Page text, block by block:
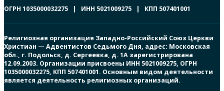
ОГРН 1035000032275 | ИНН 5021009275 | КПП 507401001
Религиозная организация Западно-Российский Союз Церкви
Христиан — Адвентистов Седьмого Дня, адрес: Московская
обл., г. Подольск, д. Сергеевка, д. 1А зарегистрирована
12.09.2003. Организации присвоены ИНН 5021009275, ОГРН
1035000032275, КПП 507401001. Основным видом деятельности
является деятельность религиозных организаций.